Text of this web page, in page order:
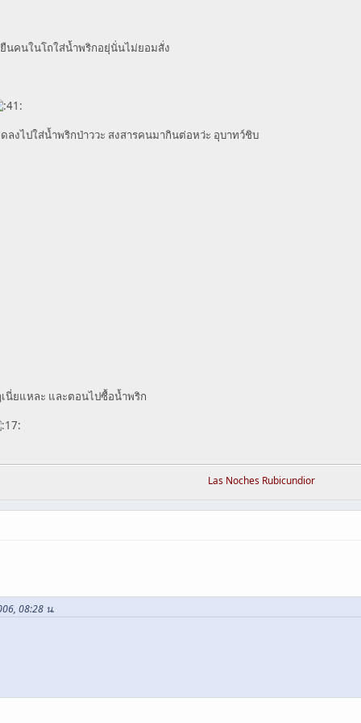
นคนในโถใส่น้ำพริกอยุ่นั่นไม่ยอมสั่ง
งไปใส่น้ำพริกป่าววะ สงสารคนมากินต่อหว่ะ อุบาทว์ชิบ
นี่ยแหละ และตอนไปซื้อน้ำพริก
Las Noches Rubicundior
08:28 น.